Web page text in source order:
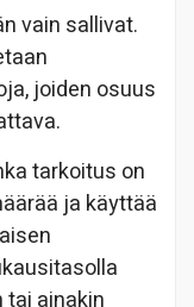
vain sallivat.
joiden osuus
tarkoitus on
ja käyttää
ainakin